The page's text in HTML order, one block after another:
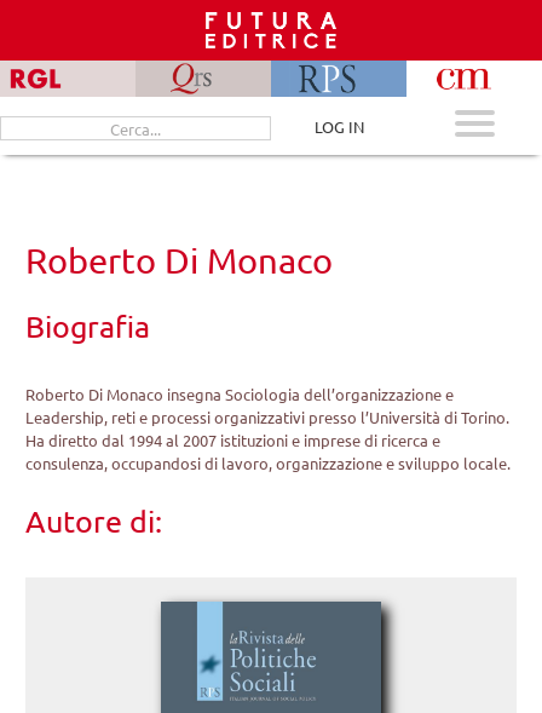
content
Cerca
per:
LOG IN
Roberto Di Monaco
Biografia
Roberto Di Monaco insegna Sociologia dell’organizzazione e
Leadership, reti e processi organizzativi presso l’Università di Torino.
Ha diretto dal 1994 al 2007 istituzioni e imprese di ricerca e
consulenza, occupandosi di lavoro, organizzazione e sviluppo locale.
Autore di: